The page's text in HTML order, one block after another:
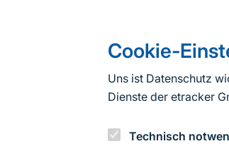
Cookie-
Uns ist Datenschutz
Dienste der etracker
Technisch